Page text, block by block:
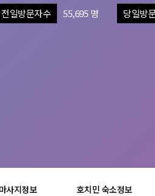
전일방문자수 55,695 명 당일방
사지정보 호치민 숙소정보